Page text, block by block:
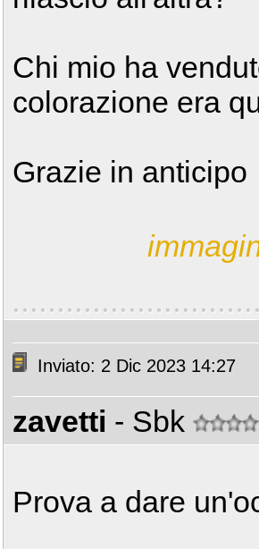
Chi mio ha
colorazione era
Grazie in anticipo
Inviato: 2 Dic 2023 14:27
zavetti - Sbk
Prova a dare